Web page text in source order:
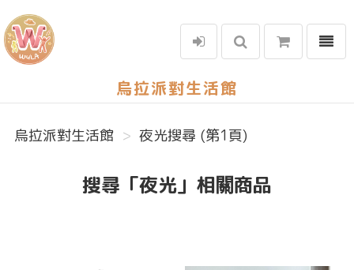
烏拉派對生活館
選單
烏拉派對生活館 夜光搜尋 (第1頁)
搜尋「夜光」相關商品